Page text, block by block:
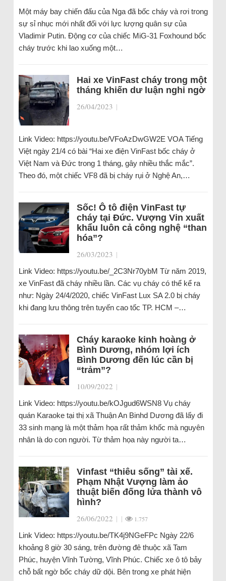
Một máy bay chiến đấu của Nga đã bốc cháy và rơi trong
sự sỉ nhục mới nhất đối với lực lượng quân sự của
Vladimir Putin. Động cơ của chiếc MiG-31 Foxhound bốc
cháy trước khi lao xuống một…
Hai xe VinFast cháy trong một
tháng khiến dư luận nghi ngờ
26/04/2023 |
Link Video: https://youtu.be/VFoAzDwGW2E VOA Tiếng
Việt ngày 21/4 có bài “Hai xe điện VinFast bốc cháy ở
Việt Nam và Đức trong 1 tháng, gây nhiều thắc mắc”.
Theo đó, một chiếc VF8 đã bị cháy rụi ở Nghệ An,…
Sốc! Ô tô điện VinFast tự
cháy tại Đức. Vượng Vin xuất
khẩu luôn cả công nghệ “than
hóa”?
26/03/2023 |
Link Video: https://youtu.be/_2C3Nr70ybM Từ năm 2019,
xe VinFast đã cháy nhiều lần. Các vụ cháy có thể kể ra
như: Ngày 24/4/2020, chiếc VinFast Lux SA 2.0 bị cháy
khi đang lưu thông trên tuyến cao tốc TP. HCM –…
Cháy karaoke kinh hoàng ở
Bình Dương, nhóm lợi ích
Bình Dương đến lúc cần bị
“trảm”?
10/09/2022 |
Link Video: https://youtu.be/kOJgud6WSN8 Vụ cháy
quán Karaoke tại thị xã Thuận An Binhd Dương đã lấy đi
33 sinh mạng là một thảm họa rất thảm khốc mà nguyên
nhân là do con người. Từ thảm họa này người ta…
Vinfast “thiêu sống” tài xế.
Phạm Nhật Vượng làm ảo
thuật biến đống lửa thành vô
hình?
26/06/2022 | | 1.757
Link Video: https://youtu.be/TK4j9NGeFPc Ngày 22/6
khoảng 8 giờ 30 sáng, trên đường đê thuộc xã Tam
Phúc, huyện Vĩnh Tường, Vĩnh Phúc. Chiếc xe ô tô bảy
chỗ bất ngờ bốc cháy dữ dội. Bên trong xe phát hiện